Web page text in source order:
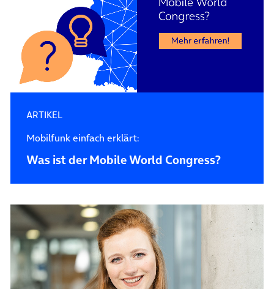
ARTIKEL
Mobilfunk einfach erklärt:
Was ist der Mobile World Congress?